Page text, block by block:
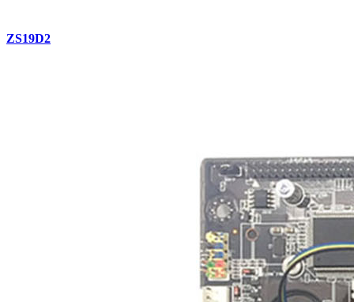
ZS19D2